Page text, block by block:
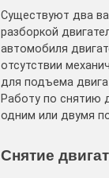
Существуют два
разборкой
автомобиля
отсутствии
для подъема
Работу по снятию
одним или двумя
Снятие